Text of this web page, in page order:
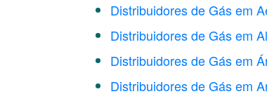
Distribuidores de Gás em
Distribuidores de Gás em
Distribuidores de Gás em
Distribuidores de Gás em